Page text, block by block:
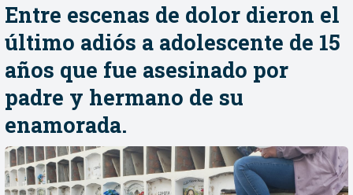
Entre escenas de dolor dieron el
último adiós a adolescente de 15
años que fue asesinado por
padre y hermano de su
enamorada.